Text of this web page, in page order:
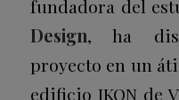
fundadora del
Design, ha
proyecto en un
edificio IKON de